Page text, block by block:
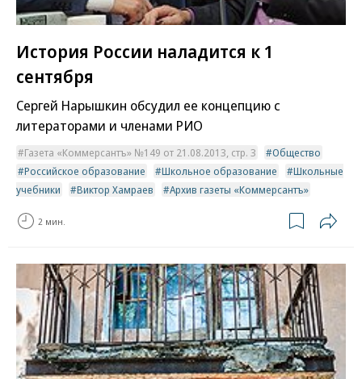
История России наладится к 1
сентября
Сергей Нарышкин обсудил ее концепцию с
литераторами и членами РИО
Газета «Коммерсантъ» №149 от 21.08.2013, стр. 3
Общество
Российское образование
Школьное образование
Школьные
учебники
Виктор Хамраев Архив газеты «Коммерсантъ»
2 мин.